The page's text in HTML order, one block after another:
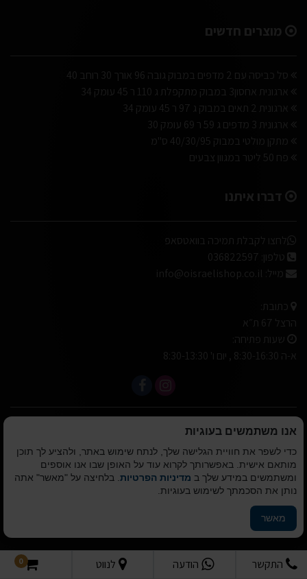
מוצרים חדשים
סל כביסה עם 2 מדפים במבוק גובה 96 אורך 30 רוחב 40
ארגונית אחסון3 במבוק מתקפלת ג 110 ר 45 עומק 34
ארגונית 2 תאים במבוק ג 97 ר 45 עומק 34
ארגונית 3 מדפים ג 59 ר 69 עומק 30
מתקן מולטי במבוק 40/30/95 ס"מ
פח 50 ליטר במגוון צבעים
דברו איתנו
לחצו לקבלת תמיכה בוואטסאפ
טלפון: 036822597
מייל: info@oisraelishop.co.il
כתובת:
הרצל 67 ת״א
שעות פתיחה:
א-ה 8:30-16:30 , יום ו' 8:30-13:30
פיתוח A&A Digital Agency
© כל הזכויות שמורות
לא ישראלי המרכז לעיצוב הבית 2010-2026
התקשר הודעה לנווט 0
אנו משתמשים בעוגיות
כדי לשפר את חוויית הגלישה שלך, לנתח שימוש באתר, ולהציע לך תוכן
מותאם אישית. באפשרותך לקרוא עוד על האופן שבו אנו אוספים
ומשתמשים במידע שלך ב מדיניות הפרטיות . בלחיצה על "מאשר" אתה
נותן את הסכמתך לשימוש בעוגיות.
מאשר